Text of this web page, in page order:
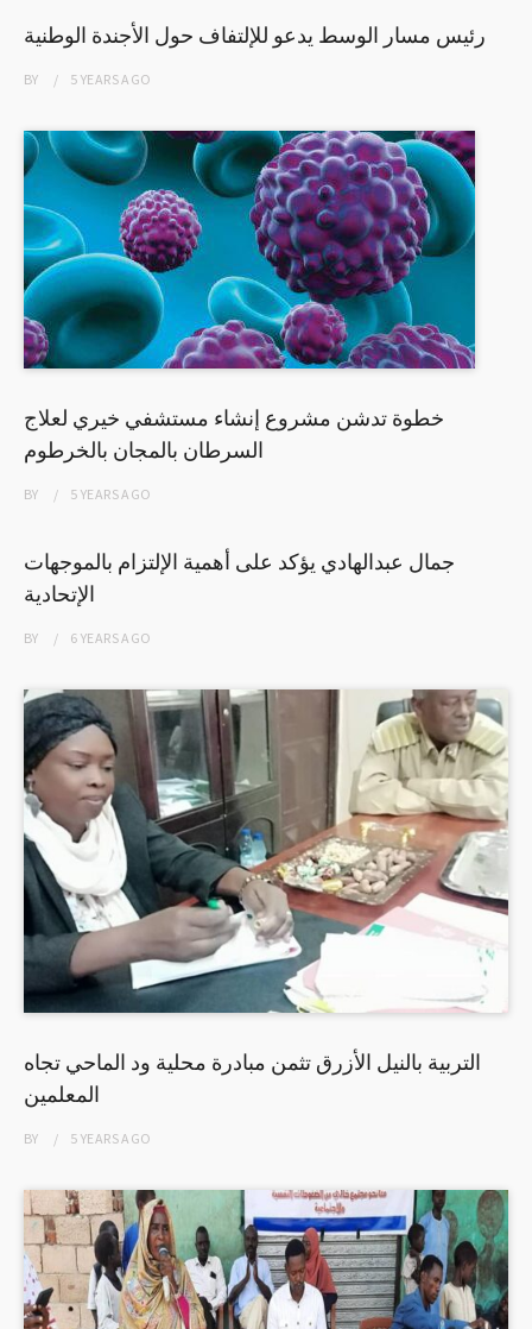
رئيس مسار الوسط يدعو للإلتفاف حول الأجندة الوطنية
BY 5 YEARSAGO
خطوة تدشن مشروع إنشاء مستشفي خيري لعلاج
السرطان بالمجان بالخرطوم
BY 5 YEARSAGO
جمال عبدالهادي يؤكد على أهمية الإلتزام بالموجهات
الإتحادية
BY 6 YEARSAGO
التربية بالنيل الأزرق تثمن مبادرة محلية ود الماحي تجاه
المعلمين
BY 5 YEARSAGO